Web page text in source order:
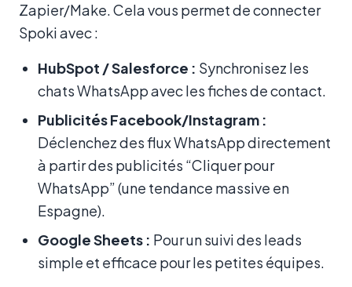
Zapier/Make. Cela vous permet de connecter
Spoki avec :
HubSpot / Salesforce : Synchronisez les
chats WhatsApp avec les fiches de contact.
Publicités Facebook/Instagram :
Déclenchez des flux WhatsApp directement
à partir des publicités “Cliquer pour
WhatsApp” (une tendance massive en
Espagne).
Google Sheets : Pour un suivi des leads
simple et efficace pour les petites équipes.